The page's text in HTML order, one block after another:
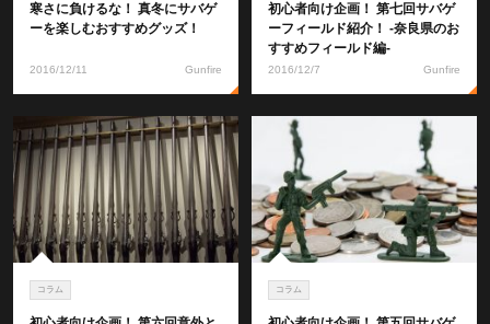
寒さに負けるな！ 真冬にサバゲ
ーを楽しむおすすめグッズ！
2016/12/11 Gunfire
初心者向け企画！ 第七回サバゲ
ーフィールド紹介！ ‐奈良県のお
すすめフィールド編‐
2016/12/7 Gunfire
コラム コラム